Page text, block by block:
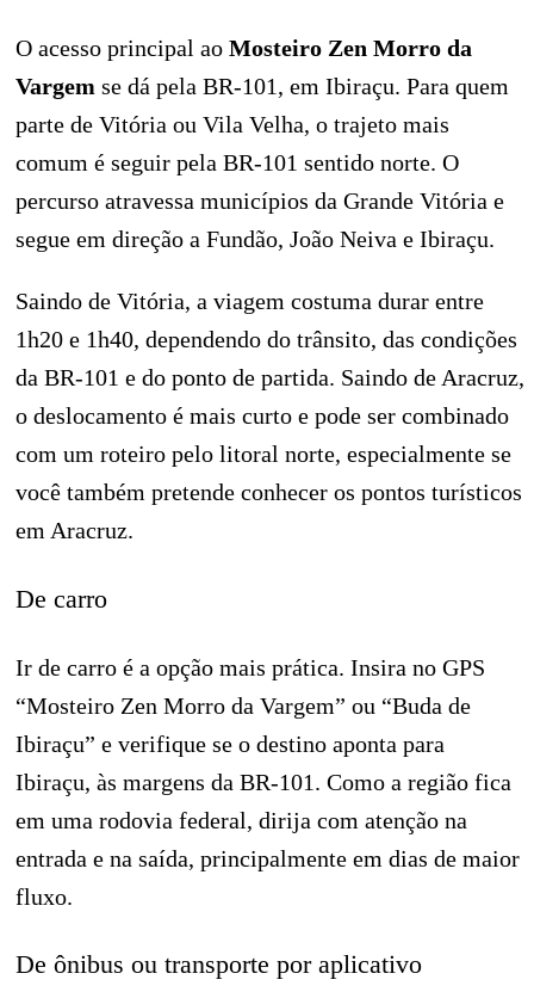
O acesso principal ao Mosteiro Zen Morro da
Vargem se dá pela BR-101, em Ibiraçu. Para quem
parte de Vitória ou Vila Velha, o trajeto mais
comum é seguir pela BR-101 sentido norte. O
percurso atravessa municípios da Grande Vitória e
segue em direção a Fundão, João Neiva e Ibiraçu.
Saindo de Vitória, a viagem costuma durar entre
1h20 e 1h40, dependendo do trânsito, das condições
da BR-101 e do ponto de partida. Saindo de Aracruz,
o deslocamento é mais curto e pode ser combinado
com um roteiro pelo litoral norte, especialmente se
você também pretende conhecer os pontos turísticos
em Aracruz.
De carro
Ir de carro é a opção mais prática. Insira no GPS
“Mosteiro Zen Morro da Vargem” ou “Buda de
Ibiraçu” e verifique se o destino aponta para
Ibiraçu, às margens da BR-101. Como a região fica
em uma rodovia federal, dirija com atenção na
entrada e na saída, principalmente em dias de maior
fluxo.
De ônibus ou transporte por aplicativo